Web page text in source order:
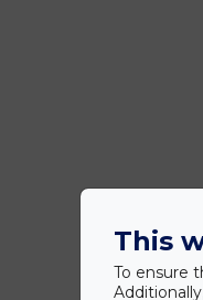
This
To ensure